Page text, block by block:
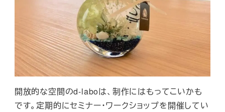
開放的な空間のd-laboは、制作にはもってこいかも
です。定期的にセミナー・ワークショップを開催してい